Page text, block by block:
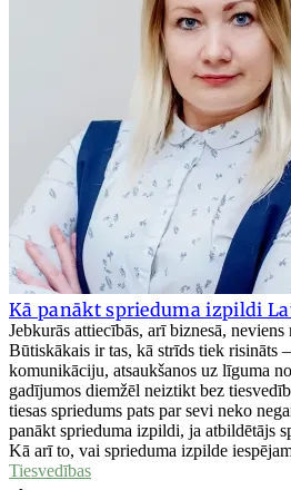
Kā panākt sprieduma izpildi
Jebkurās attiecībās, arī biznesā,
Būtiskākais ir tas, kā strīds tiek risināts
komunikāciju, atsaukšanos uz līguma
gadījumos diemžēl neiztikt bez
tiesas spriedums pats par sevi neko
panākt sprieduma izpildi, ja atbildētājs
Kā arī to, vai sprieduma izpilde
Tiesvedības